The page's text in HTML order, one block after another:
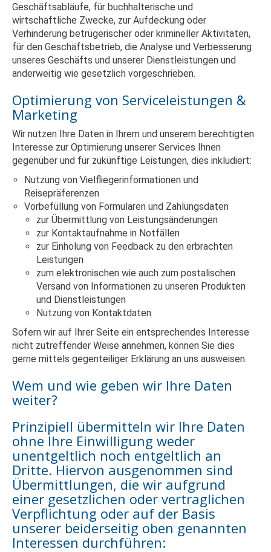
Geschäftsabläufe, für buchhalterische und
wirtschaftliche Zwecke, zur Aufdeckung oder
Verhinderung betrügerischer oder krimineller Aktivitäten,
für den Geschäftsbetrieb, die Analyse und Verbesserung
unseres Geschäfts und unserer Dienstleistungen und
anderweitig wie gesetzlich vorgeschrieben.
Optimierung von Serviceleistungen &
Marketing
Wir nutzen Ihre Daten in Ihrem und unserem berechtigten
Interesse zur Optimierung unserer Services Ihnen
gegenüber und für zukünftige Leistungen, dies inkludiert:
Nutzung von Vielfliegerinformationen und
Reisepräferenzen
Vorbefüllung von Formularen und Zahlungsdaten
zur Übermittlung von Leistungsänderungen
zur Kontaktaufnahme in Notfällen
zur Einholung von Feedback zu den erbrachten
Leistungen
zum elektronischen wie auch zum postalischen
Versand von Informationen zu unseren Produkten
und Dienstleistungen
Nutzung von Kontaktdaten
Sofern wir auf Ihrer Seite ein entsprechendes Interesse
nicht zutreffender Weise annehmen, können Sie dies
gerne mittels gegenteiliger Erklärung an uns ausweisen.
Wem und wie geben wir Ihre Daten
weiter?
Prinzipiell übermitteln wir Ihre Daten
ohne Ihre Einwilligung weder
unentgeltlich noch entgeltlich an
Dritte. Hiervon ausgenommen sind
Übermittlungen, die wir aufgrund
einer gesetzlichen oder vertraglichen
Verpflichtung oder auf der Basis
unserer beiderseitig oben genannten
Interessen durchführen: